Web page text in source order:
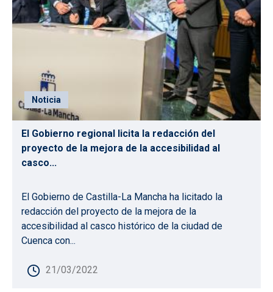
Noticia
El Gobierno regional licita la redacción del
proyecto de la mejora de la accesibilidad al
casco...
El Gobierno de Castilla-La Mancha ha licitado la
redacción del proyecto de la mejora de la
accesibilidad al casco histórico de la ciudad de
Cuenca con...
21/03/2022